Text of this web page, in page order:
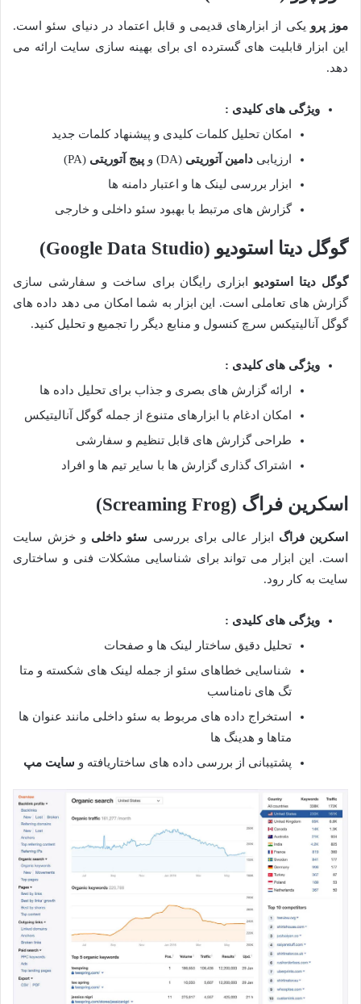
موز پرو یکی از ابزارهای قدیمی و قابل اعتماد در دنیای سئو است.
این ابزار قابلیت های گسترده ای برای بهینه سازی سایت ارائه می
دهد.
ویژگی های کلیدی :
امکان تحلیل کلمات کلیدی و پیشنهاد کلمات جدید
ارزیابی دامین آتوریتی (DA) و پیج آتوریتی (PA)
ابزار بررسی لینک ها و اعتبار دامنه ها
گزارش های مرتبط با بهبود سئو داخلی و خارجی
گوگل دیتا استودیو (Google Data Studio)
گوگل دیتا استودیو ابزاری رایگان برای ساخت و سفارشی سازی
گزارش های تعاملی است. این ابزار به شما امکان می دهد داده های
گوگل آنالیتیکس سرچ کنسول و منابع دیگر را تجمیع و تحلیل کنید.
ویژگی های کلیدی :
ارائه گزارش های بصری و جذاب برای تحلیل داده ها
امکان ادغام با ابزارهای متنوع از جمله گوگل آنالیتیکس
طراحی گزارش های قابل تنظیم و سفارشی
اشتراک گذاری گزارش ها با سایر تیم ها و افراد
اسکرین فراگ (Screaming Frog)
اسکرین فراگ ابزار عالی برای بررسی سئو داخلی و خزش سایت
است. این ابزار می تواند برای شناسایی مشکلات فنی و ساختاری
سایت به کار رود.
ویژگی های کلیدی :
تحلیل دقیق ساختار لینک ها و صفحات
شناسایی خطاهای سئو از جمله لینک های شکسته و متا
تگ های نامناسب
استخراج داده های مربوط به سئو داخلی مانند عنوان ها
متاها و هدینگ ها
پشتیبانی از بررسی داده های ساختاریافته و سایت مپ